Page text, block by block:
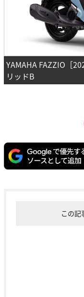
YAMAHA FAZZIO［
リッドB
この記